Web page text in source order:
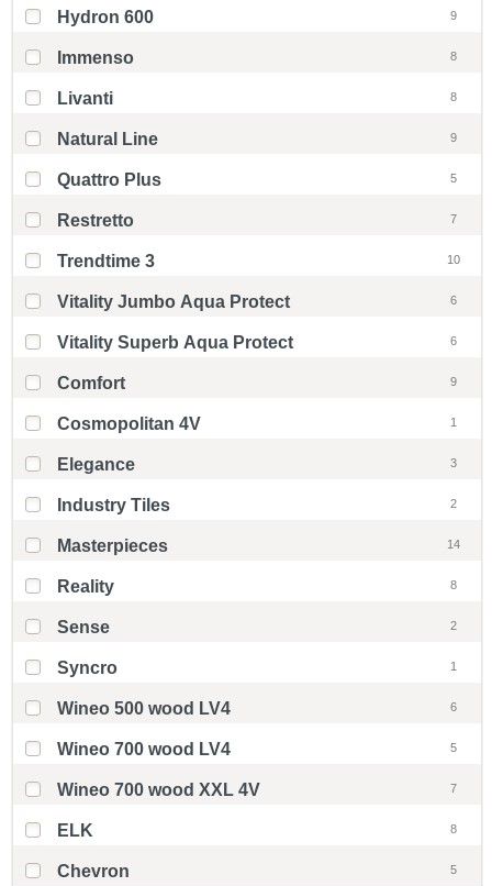
Hydron 600 9
Immenso 8
Livanti 8
Natural Line 9
Quattro Plus 5
Restretto 7
Trendtime 3 10
Vitality Jumbo Aqua Protect 6
Vitality Superb Aqua Protect 6
Comfort 9
Cosmopolitan 4V 1
Elegance 3
Industry Tiles 2
Masterpieces 14
Reality 8
Sense 2
Syncro 1
Wineo 500 wood LV4 6
Wineo 700 wood LV4 5
Wineo 700 wood XXL 4V 7
ELK 8
Chevron 5